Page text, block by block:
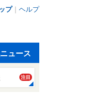
プ｜ ヘルプ
ュース
注目